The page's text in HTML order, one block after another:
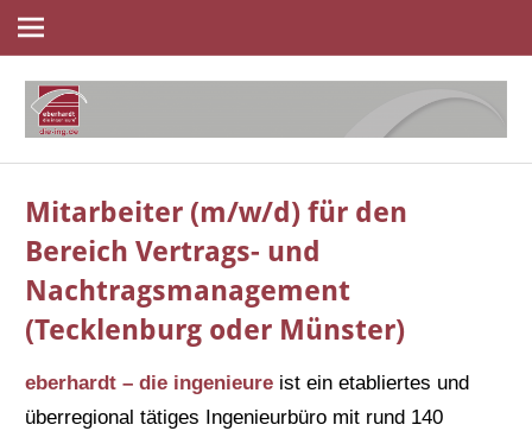
Navigation
Inhalt
springen
eberhardt
Mitarbeiter (m/w/d) für den
Bereich Vertrags- und
Nachtragsmanagement
(Tecklenburg oder Münster)
eberhardt – die ingenieure ist ein etabliertes und
überregional tätiges Ingenieurbüro mit rund 140